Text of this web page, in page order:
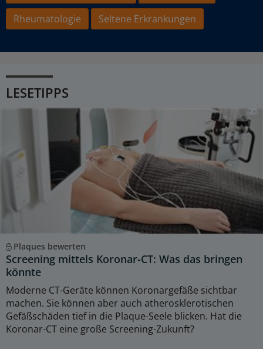
Rheumatologie
Seltene Erkrankungen
LESETIPPS
Plaques bewerten
Screening mittels Koronar-CT: Was das bringen
könnte
Moderne CT-Geräte können Koronargefäße sichtbar
machen. Sie können aber auch atherosklerotischen
Gefäßschäden tief in die Plaque-Seele blicken. Hat die
Koronar-CT eine große Screening-Zukunft?